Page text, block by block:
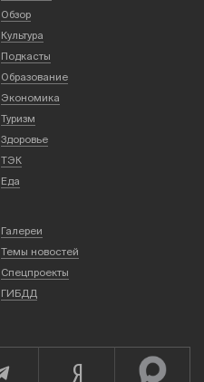
Обзор
Культура
Подкасты
Образование
Экономика
Туризм
Здоровье
ТЭК
Еда
Галереи
Темы новостей
Спецпроекты
ГИБДД